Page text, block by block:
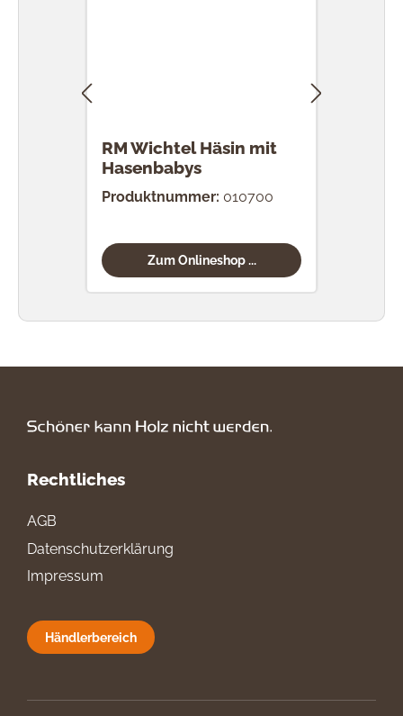
RM Wichtel Häsin mit
Hasenbabys
Produktnummer: 010700
Zum Onlineshop ...
Rechtliches
AGB
Datenschutzerklärung
Impressum
Händlerbereich